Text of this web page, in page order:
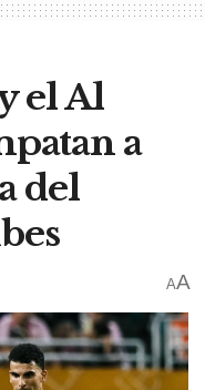
el Al
a
del
AA